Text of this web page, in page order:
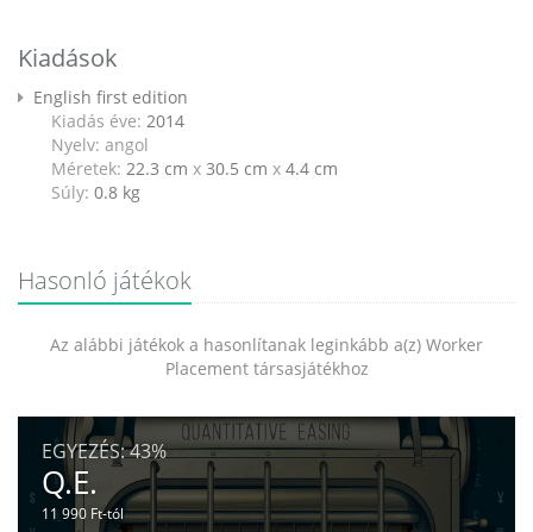
Kiadások
English first edition
Kiadás éve: 2014
Nyelv: angol
Méretek: 22.3 cm x 30.5 cm x 4.4 cm
Súly: 0.8 kg
Hasonló játékok
Az alábbi játékok a hasonlítanak leginkább a(z) Worker
Placement társasjátékhoz
EGYEZÉS:43%
Q.E.
11 990 Ft-tól